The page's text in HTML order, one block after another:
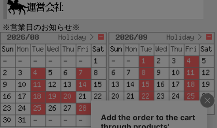
※営業日のお知らせ※